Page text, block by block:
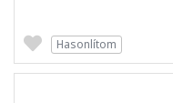
Hasonlítom